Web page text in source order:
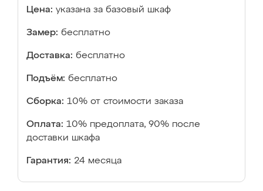
Цена: указана за базовый шкаф
Замер: бесплатно
Доставка: бесплатно
Подъём: бесплатно
Сборка: 10% от стоимости заказа
Оплата: 10% предоплата, 90% после
доставки шкафа
Гарантия: 24 месяца